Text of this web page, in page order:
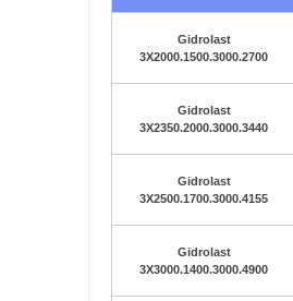
Gidrolast
3X2000.1500.3000.2700
Gidrolast
3X2350.2000.3000.3440
Gidrolast
3X2500.1700.3000.4155
Gidrolast
3X3000.1400.3000.4900